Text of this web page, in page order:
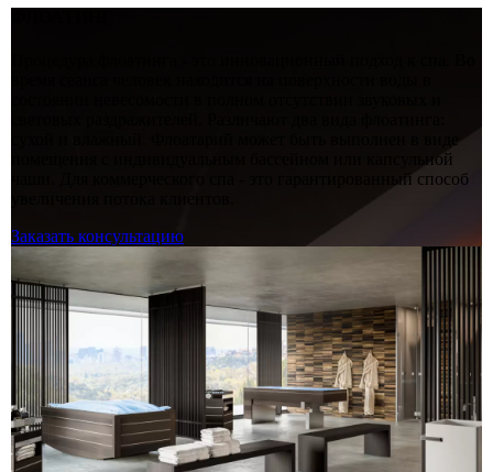
помещения с индивидуальным бассейном или капсульной
чаши. Для коммерческого спа - это гарантированный способ
Заказать консультацию